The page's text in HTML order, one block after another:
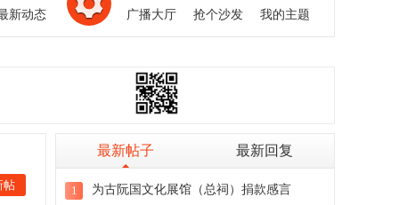
新动态
广播大厅
抢个沙发 我的主题
帖
最新帖子 最新回复
1 为古阮国文化展馆（总祠）捐款感言